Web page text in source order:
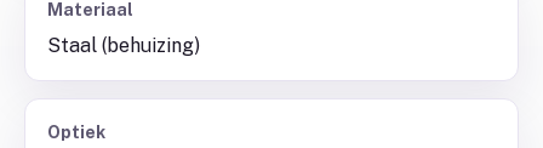
Materiaal
Staal (behuizing)
Optiek